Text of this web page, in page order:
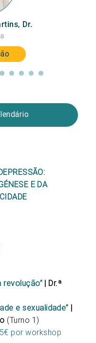
Dr.
E DA
revolução” | Dr.ª
e sexualidade” |
(Turno 1)
por workshop